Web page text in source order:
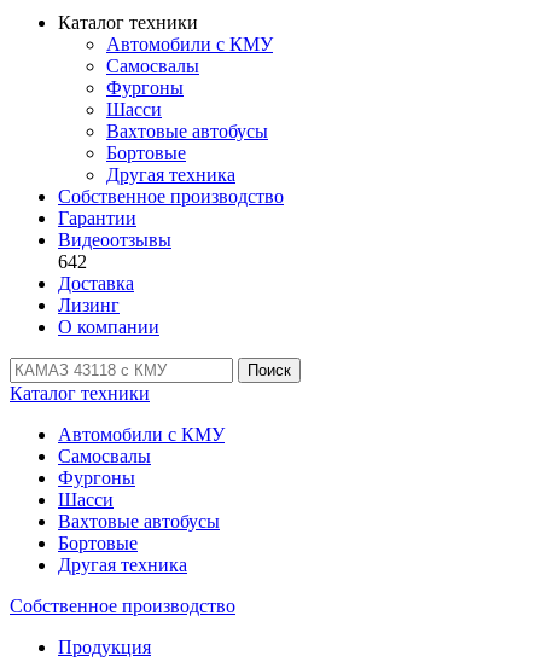
Каталог техники
Автомобили с КМУ
Самосвалы
Фургоны
Шасси
Вахтовые автобусы
Бортовые
Другая техника
Собственное производство
Гарантии
Видеоотзывы
642
Доставка
Лизинг
О компании
Поиск
Каталог техники
Автомобили с КМУ
Самосвалы
Фургоны
Шасси
Вахтовые автобусы
Бортовые
Другая техника
Собственное производство
Продукция